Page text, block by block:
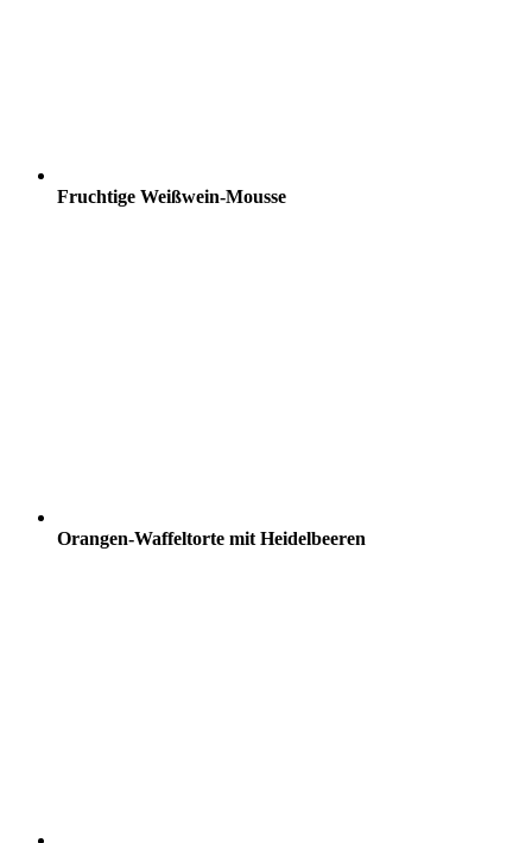
Fruchtige Weißwein-Mousse
Orangen-Waffeltorte mit Heidelbeeren